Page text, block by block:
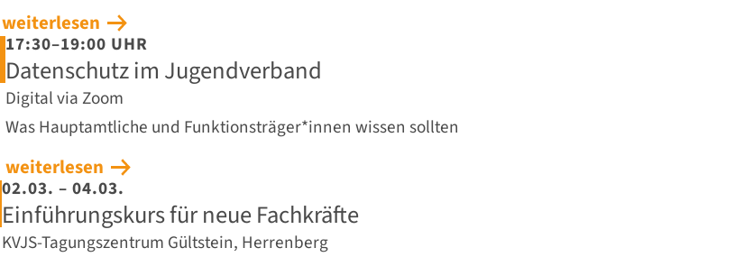
weiterlesen
17:30–19:00 UHR
Datenschutz im Jugendverband
Digital via Zoom
Was Hauptamtliche und Funktionsträger*innen wissen sollten
weiterlesen
02.03. – 04.03.
Einführungskurs für neue Fachkräfte
KVJS-Tagungszentrum Gültstein, Herrenberg